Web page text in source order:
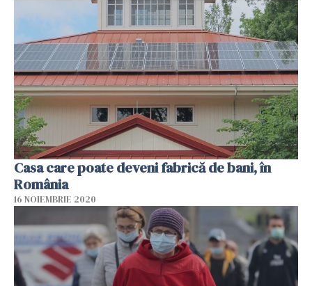
Casa care poate deveni fabrică de bani, în
România
16 NOIEMBRIE 2020